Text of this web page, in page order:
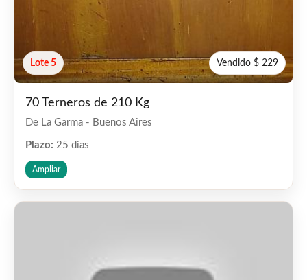
Lote 5 Vendido $ 229
70 Terneros de 210 Kg
De La Garma - Buenos Aires
Plazo: 25 dias
Ampliar